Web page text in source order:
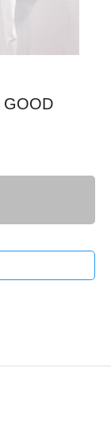
GOOD